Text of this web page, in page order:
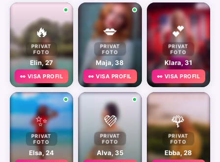
🔥
PRIVAT
FOTO
Elin, 27
👀 VISA PROFIL
💋
PRIVAT
FOTO
Maja, 38
👀 VISA PROFIL
💕
PRIVAT
FOTO
Klara, 31
👀 VISA PROFIL
✨
PRIVAT
FOTO
Elsa, 24
💜
PRIVAT
FOTO
Alva, 35
🌹
PRIVAT
FOTO
Ebba, 28